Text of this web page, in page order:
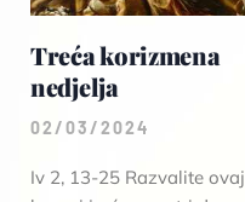
Treća korizmena
nedjelja
02/03/2024
Iv 2, 13-25 Razvalite ovaj